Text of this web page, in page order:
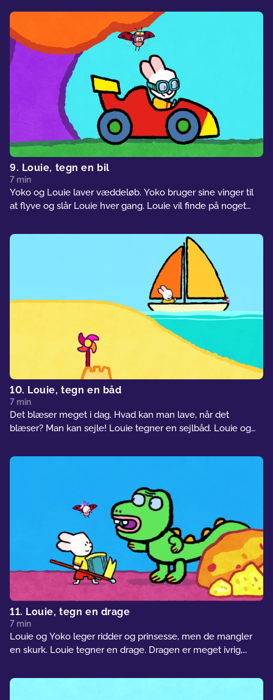
Sammen med den opdager Yoko glæden ved vand!
9. Louie, tegn en bil
7 min
Yoko og Louie laver væddeløb. Yoko bruger sine vinger til
at flyve og slår Louie hver gang. Louie vil finde på noget
ham at vinde et væddeløb. Han tegner en bil mere til sin
ven, så de kan køre om kap og konkurrere på lige vilkår!
10. Louie, tegn en båd
7 min
Det blæser meget i dag. Hvad kan man lave, når det
blæser? Man kan sejle! Louie tegner en sejlbåd. Louie og
11. Louie, tegn en drage
7 min
Louie og Yoko leger ridder og prinsesse, men de mangler
en skurk. Louie tegner en drage. Dragen er meget ivrig,